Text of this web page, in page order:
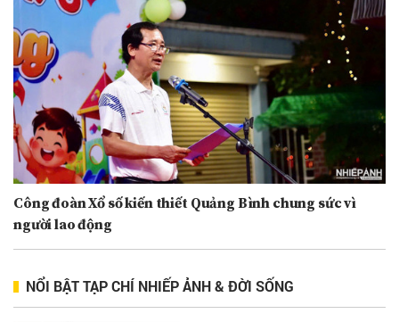
Công đoàn Xổ số kiến thiết Quảng Bình chung sức vì
người lao động
NỔI BẬT TẠP CHÍ NHIẾP ẢNH & ĐỜI SỐNG